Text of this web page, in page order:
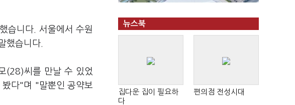
습니다. 서울에서 수원
했습니다.
(28)씨를 만날 수 있었
다"며 "말뿐인 공약보
뉴스북
집다운 집이 필요하
다
편의점 전성시대